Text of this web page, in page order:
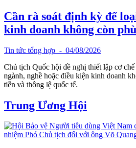
Cần rà soát định kỳ để
kinh doanh không còn
Tin tức tổng hợp - 04/08/2026
Chủ tịch Quốc hội đề nghị thiết lập cơ
ngành, nghề hoặc điều kiện kinh doanh
tiễn và thông lệ quốc tế.
Trung Ương Hội